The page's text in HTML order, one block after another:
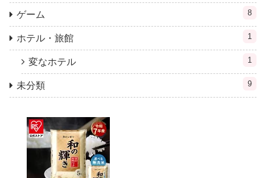
ゲーム 8
ホテル・旅館 1
変なホテル 1
未分類 9